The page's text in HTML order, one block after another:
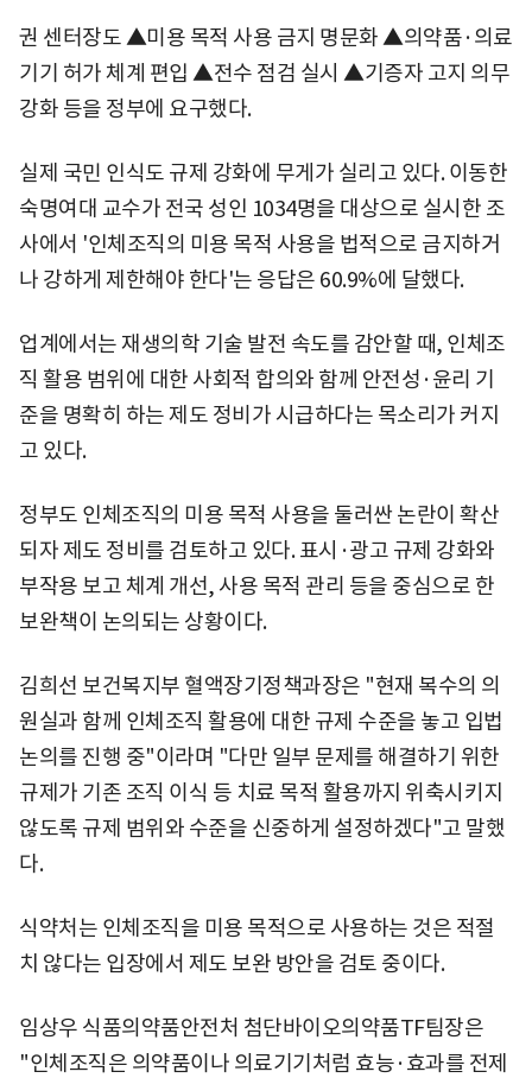
권 센터장도 ▲미용 목적 사용 금지 명문화 ▲의약품·의료
기기 허가 체계 편입 ▲전수 점검 실시 ▲기증자 고지 의무
강화 등을 정부에 요구했다.
실제 국민 인식도 규제 강화에 무게가 실리고 있다. 이동한
숙명여대 교수가 전국 성인 1034명을 대상으로 실시한 조
사에서 '인체조직의 미용 목적 사용을 법적으로 금지하거
나 강하게 제한해야 한다'는 응답은 60.9%에 달했다.
업계에서는 재생의학 기술 발전 속도를 감안할 때, 인체조
직 활용 범위에 대한 사회적 합의와 함께 안전성·윤리 기
준을 명확히 하는 제도 정비가 시급하다는 목소리가 커지
고 있다.
정부도 인체조직의 미용 목적 사용을 둘러싼 논란이 확산
되자 제도 정비를 검토하고 있다. 표시·광고 규제 강화와
부작용 보고 체계 개선, 사용 목적 관리 등을 중심으로 한
보완책이 논의되는 상황이다.
김희선 보건복지부 혈액장기정책과장은 "현재 복수의 의
원실과 함께 인체조직 활용에 대한 규제 수준을 놓고 입법
논의를 진행 중"이라며 "다만 일부 문제를 해결하기 위한
규제가 기존 조직 이식 등 치료 목적 활용까지 위축시키지
않도록 규제 범위와 수준을 신중하게 설정하겠다"고 말했
다.
식약처는 인체조직을 미용 목적으로 사용하는 것은 적절
치 않다는 입장에서 제도 보완 방안을 검토 중이다.
임상우 식품의약품안전처 첨단바이오의약품TF팀장은
"인체조직은 의약품이나 의료기기처럼 효능·효과를 전제